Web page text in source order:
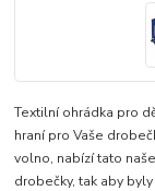
Textilní ohrádka pro
hraní pro Vaše
volno, nabízí tato
drobečky, tak aby